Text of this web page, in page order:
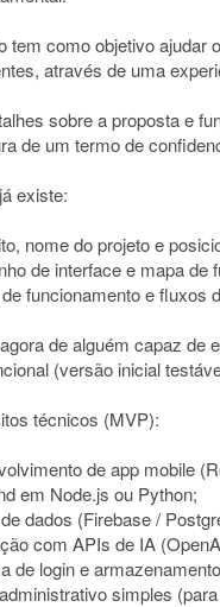
tem como objetivo ajudar
através de uma
sobre a proposta e
de um termo de
existe:
nome do projeto e
de interface e mapa de
de funcionamento e fluxos
de alguém capaz de
(versão inicial
técnicos (MVP):
de app mobile
em Node.js ou Python;
dados (Firebase /
com APIs de IA
de login e
simples